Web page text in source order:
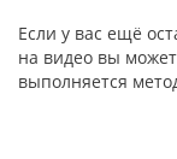
Если у вас ещё
на видео вы
выполняется